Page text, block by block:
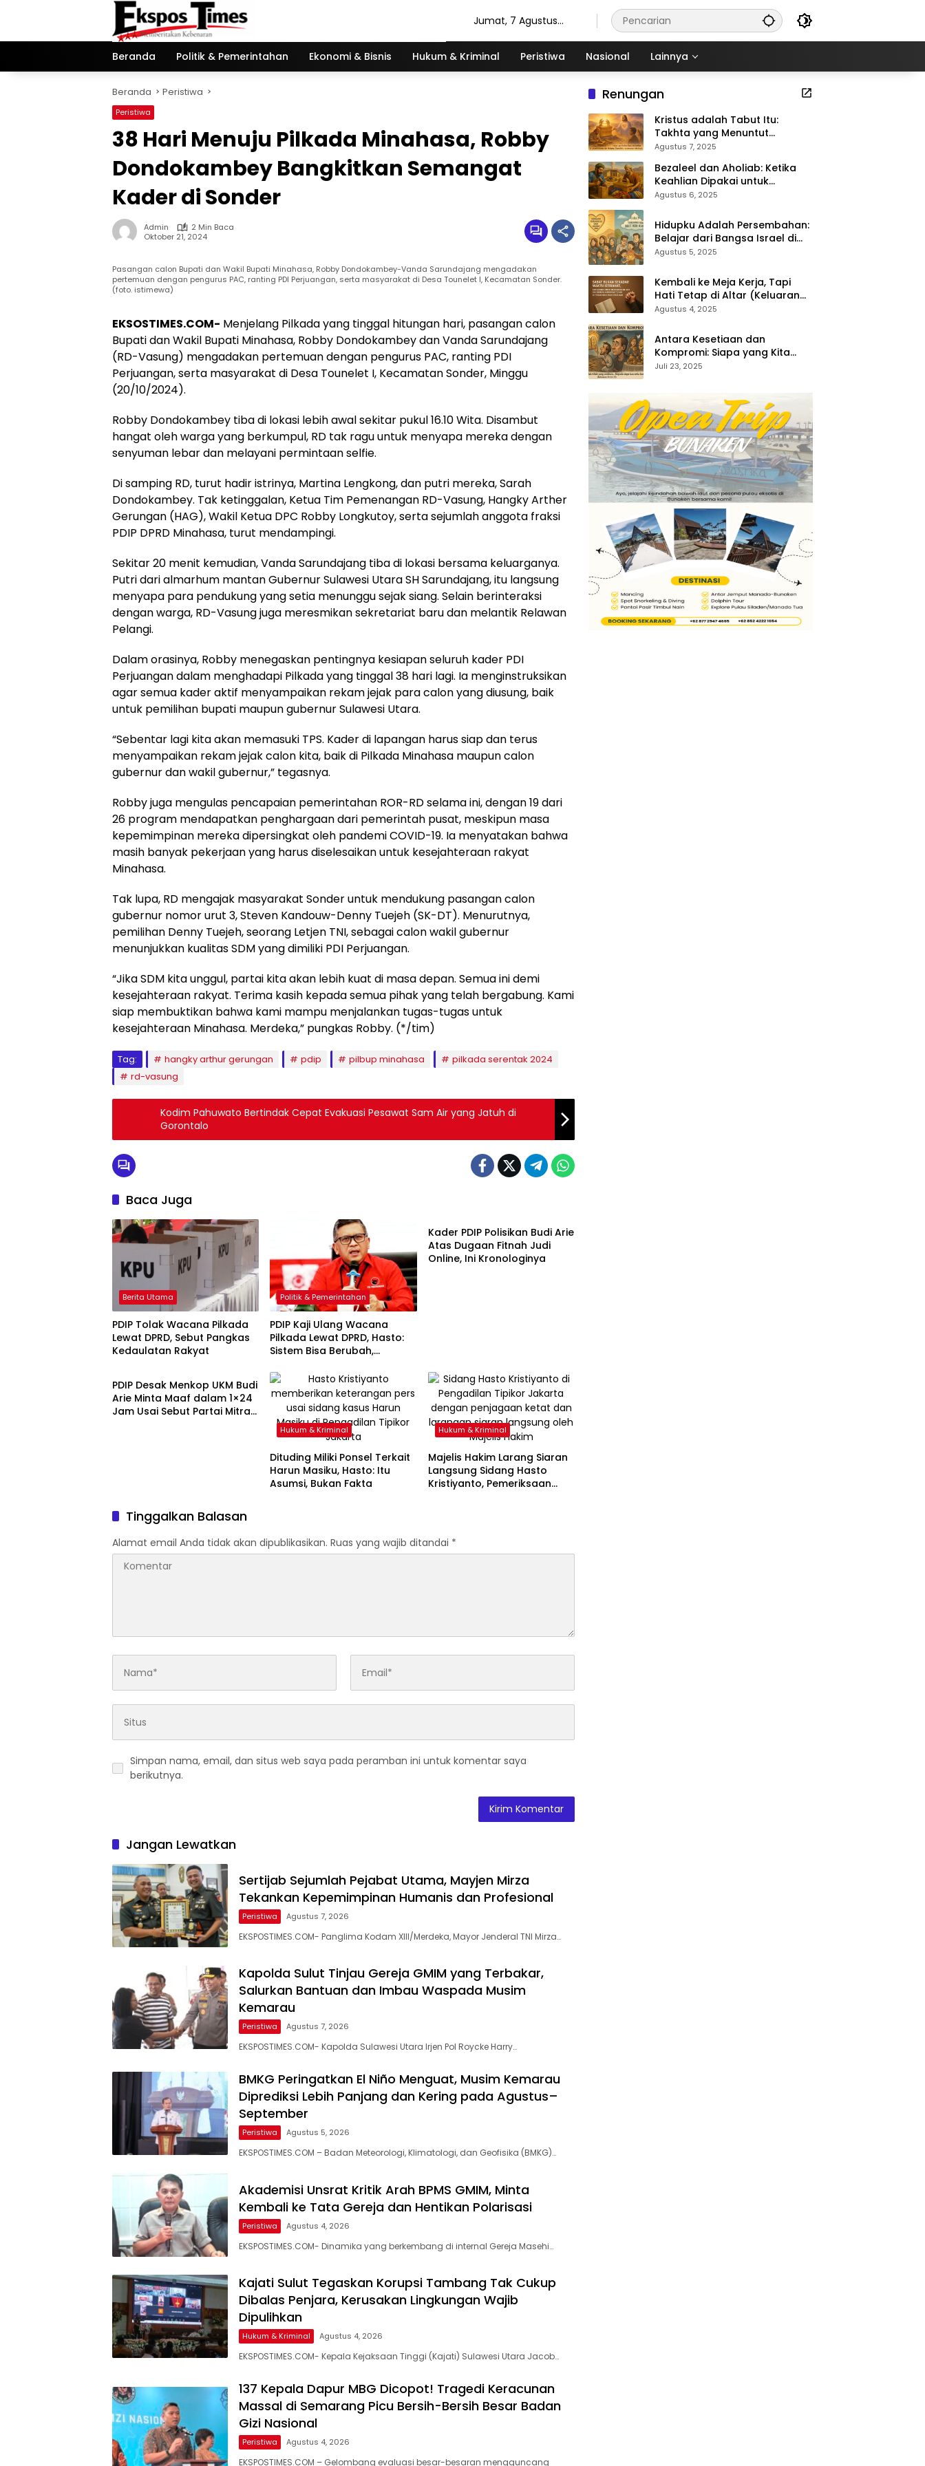
Jumat, 7 Agustus
Beranda
Politik & Pemerintahan Ekonomi & Bisnis Hukum & Kriminal Peristiwa Nasional Lainnya
Beranda Peristiwa
Peristiwa
38 Hari Menuju Pilkada Minahasa, Robby
Dondokambey Bangkitkan Semangat
Kader di Sonder
Admin
2 Min Baca
Oktober 21, 2024
Pasangan calon Bupati dan Wakil Bupati Minahasa, Robby Dondokambey-Vanda Sarundajang mengadakan
pertemuan dengan pengurus PAC, ranting PDI Perjuangan, serta masyarakat di Desa Tounelet I, Kecamatan Sonder.
(foto. istimewa)
EKSOSTIMES.COM- Menjelang Pilkada yang tinggal hitungan hari, pasangan calon
Bupati dan Wakil Bupati Minahasa, Robby Dondokambey dan Vanda Sarundajang
(RD-Vasung) mengadakan pertemuan dengan pengurus PAC, ranting PDI
Perjuangan, serta masyarakat di Desa Tounelet I, Kecamatan Sonder, Minggu
(20/10/2024).
Robby Dondokambey tiba di lokasi lebih awal sekitar pukul 16.10 Wita. Disambut
hangat oleh warga yang berkumpul, RD tak ragu untuk menyapa mereka dengan
senyuman lebar dan melayani permintaan selfie.
Di samping RD, turut hadir istrinya, Martina Lengkong, dan putri mereka, Sarah
Dondokambey. Tak ketinggalan, Ketua Tim Pemenangan RD-Vasung, Hangky Arther
Gerungan (HAG), Wakil Ketua DPC Robby Longkutoy, serta sejumlah anggota fraksi
PDIP DPRD Minahasa, turut mendampingi.
Sekitar 20 menit kemudian, Vanda Sarundajang tiba di lokasi bersama keluarganya.
Putri dari almarhum mantan Gubernur Sulawesi Utara SH Sarundajang, itu langsung
menyapa para pendukung yang setia menunggu sejak siang. Selain berinteraksi
dengan warga, RD-Vasung juga meresmikan sekretariat baru dan melantik Relawan
Pelangi.
Dalam orasinya, Robby menegaskan pentingnya kesiapan seluruh kader PDI
Perjuangan dalam menghadapi Pilkada yang tinggal 38 hari lagi. Ia menginstruksikan
agar semua kader aktif menyampaikan rekam jejak para calon yang diusung, baik
untuk pemilihan bupati maupun gubernur Sulawesi Utara.
“Sebentar lagi kita akan memasuki TPS. Kader di lapangan harus siap dan terus
menyampaikan rekam jejak calon kita, baik di Pilkada Minahasa maupun calon
gubernur dan wakil gubernur,” tegasnya.
Robby juga mengulas pencapaian pemerintahan ROR-RD selama ini, dengan 19 dari
26 program mendapatkan penghargaan dari pemerintah pusat, meskipun masa
kepemimpinan mereka dipersingkat oleh pandemi COVID-19. Ia menyatakan bahwa
masih banyak pekerjaan yang harus diselesaikan untuk kesejahteraan rakyat
Minahasa.
Tak lupa, RD mengajak masyarakat Sonder untuk mendukung pasangan calon
gubernur nomor urut 3, Steven Kandouw-Denny Tuejeh (SK-DT). Menurutnya,
pemilihan Denny Tuejeh, seorang Letjen TNI, sebagai calon wakil gubernur
menunjukkan kualitas SDM yang dimiliki PDI Perjuangan.
“Jika SDM kita unggul, partai kita akan lebih kuat di masa depan. Semua ini demi
kesejahteraan rakyat. Terima kasih kepada semua pihak yang telah bergabung. Kami
siap membuktikan bahwa kami mampu menjalankan tugas-tugas untuk
kesejahteraan Minahasa. Merdeka,” pungkas Robby. (*/tim)
Tag: hangky arthur gerungan pdip pilbup minahasa
pilkada serentak 2024
rd-vasung
Kodim Pahuwato Bertindak Cepat Evakuasi Pesawat Sam Air yang Jatuh di
Gorontalo
Baca Juga
Berita Utama
PDIP Tolak Wacana Pilkada
Lewat DPRD, Sebut Pangkas
Kedaulatan Rakyat
Politik & Pemerintahan
PDIP Kaji Ulang Wacana
Pilkada Lewat DPRD, Hasto:
Sistem Bisa Berubah,
Mundur
Kader PDIP Polisikan Budi Arie
Atas Dugaan Fitnah Judi
Online, Ini Kronologinya
Politik & Pemerintahan
PDIP Desak Menkop UKM Budi
Arie Minta Maaf dalam 1×24
Jam Usai Sebut Partai Mitra
Hukum & Kriminal
Dituding Miliki Ponsel Terkait
Harun Masiku, Hasto: Itu
Asumsi, Bukan Fakta
Hukum & Kriminal
Majelis Hakim Larang Siaran
Langsung Sidang Hasto
Kristiyanto, Pemeriksaan
Tinggalkan Balasan
Alamat email Anda tidak akan dipublikasikan. Ruas yang wajib ditandai *
Simpan nama, email, dan situs web saya pada peramban ini untuk komentar saya
berikutnya.
Jangan Lewatkan
Sertijab Sejumlah Pejabat Utama, Mayjen Mirza
Tekankan Kepemimpinan Humanis dan Profesional
Peristiwa Agustus 7, 2026
EKSPOSTIMES.COM- Panglima Kodam XIII/Merdeka, Mayor Jenderal TNI Mirza…
Kapolda Sulut Tinjau Gereja GMIM yang Terbakar,
Salurkan Bantuan dan Imbau Waspada Musim
Kemarau
Peristiwa Agustus 7, 2026
EKSPOSTIMES.COM- Kapolda Sulawesi Utara Irjen Pol Roycke Harry…
BMKG Peringatkan El Niño Menguat, Musim Kemarau
Diprediksi Lebih Panjang dan Kering pada Agustus–
September
Peristiwa Agustus 5, 2026
EKSPOSTIMES.COM – Badan Meteorologi, Klimatologi, dan Geofisika (BMKG)…
Akademisi Unsrat Kritik Arah BPMS GMIM, Minta
Kembali ke Tata Gereja dan Hentikan Polarisasi
Peristiwa Agustus 4, 2026
EKSPOSTIMES.COM- Dinamika yang berkembang di internal Gereja Masehi…
Kajati Sulut Tegaskan Korupsi Tambang Tak Cukup
Dibalas Penjara, Kerusakan Lingkungan Wajib
Dipulihkan
Hukum & Kriminal Agustus 4, 2026
EKSPOSTIMES.COM- Kepala Kejaksaan Tinggi (Kajati) Sulawesi Utara Jacob…
137 Kepala Dapur MBG Dicopot! Tragedi Keracunan
Massal di Semarang Picu Bersih-Bersih Besar Badan
Gizi Nasional
Peristiwa Agustus 4, 2026
EKSPOSTIMES.COM – Gelombang evaluasi besar-besaran mengguncang
Renungan
Kristus adalah Tabut Itu:
Takhta yang Menuntut
Kekudusan (Keluaran 37:1–9)
Agustus 7, 2025
Bezaleel dan Aholiab: Ketika
Keahlian Dipakai untuk
Kemuliaan Tuhan (Keluaran
Agustus 6, 2025
Hidupku Adalah Persembahan:
Belajar dari Bangsa Israel di
Padang Gurun (Keluaran 35:4–
Agustus 5, 2025
Kembali ke Meja Kerja, Tapi
Hati Tetap di Altar (Keluaran
35:1-5)
Agustus 4, 2025
Antara Kesetiaan dan
Kompromi: Siapa yang Kita
Sembah? (Keluaran 34:14–15)
Juli 23, 2025